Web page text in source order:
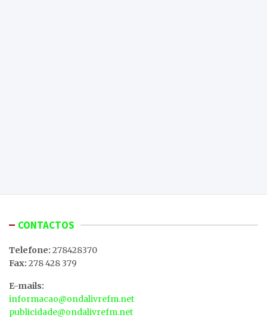
CONTACTOS
Telefone: 278428370
Fax: 278 428 379
E-mails:
informacao@ondalivrefm.net
publicidade@ondalivrefm.net